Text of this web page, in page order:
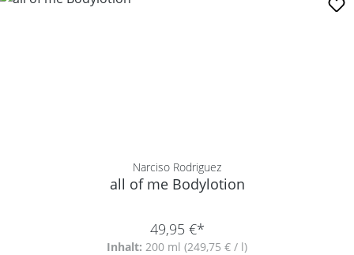
Narciso Rodriguez
all of me Bodylotion
49,95 €*
Inhalt: 200 ml (249,75 € / l)